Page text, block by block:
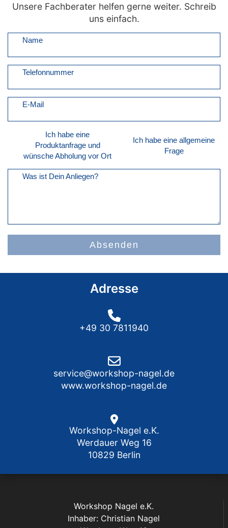
Unsere Fachberater helfen gerne weiter. Schreib
uns einfach.
Name
Telefonnummer
E-Mail
Ich habe eine
Produktanfrage und
wünsche Abholung vor Ort
Ich habe eine allgemeine
Frage
Was ist Dein Anliegen?
Absenden
Adresse
+49 30 7811940
service@workshop-nagel.de
www.workshop-nagel.de
Workshop-Nagel e.K.
Werdauer Weg 16
10829 Berlin
Workshop Nagel e.K.
Inhaber: Christian Nagel